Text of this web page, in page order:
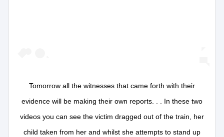
Tomorrow all the witnesses that came forth with their
evidence will be making their own reports. . . In these two
videos you can see the victim dragged out of the train, her
child taken from her and whilst she attempts to stand up